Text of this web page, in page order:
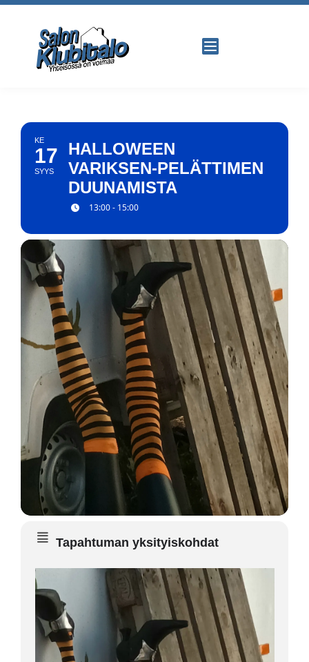
KE
17
SYYS
HALLOWEEN
VARIKSEN-PELÄTTIMEN
DUUNAMISTA
13:00 - 15:00
Tapahtuman yksityiskohdat